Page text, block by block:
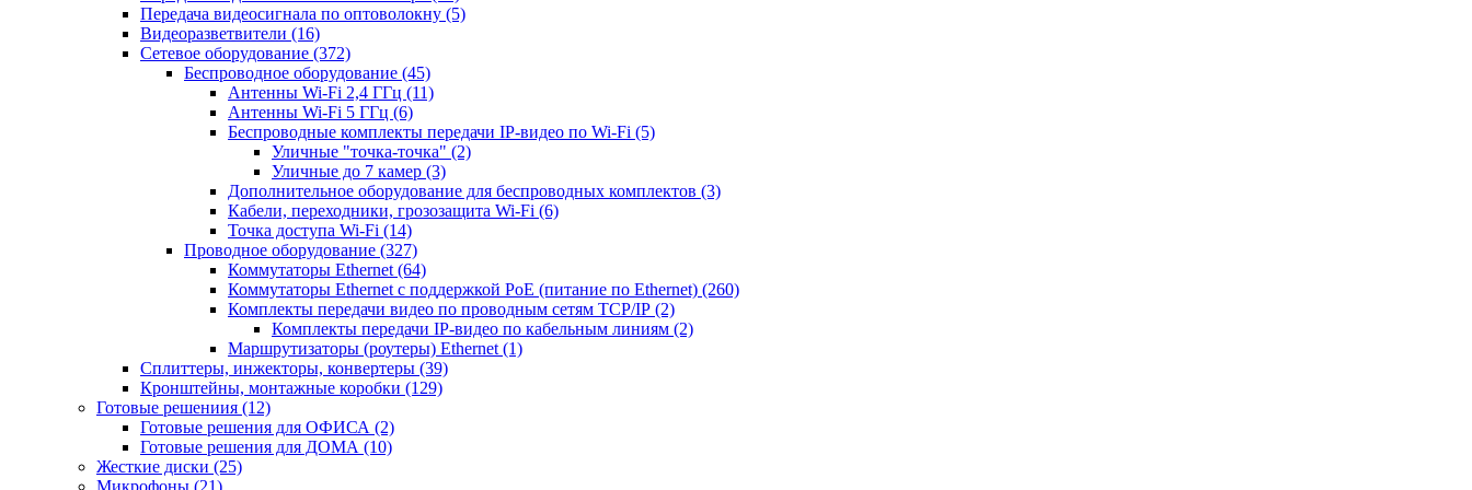
Передача видеосигнала по оптоволокну (5)
Видеоразветвители (16)
Сетевое оборудование (372)
Беспроводное оборудование (45)
Антенны Wi-Fi 2,4 ГГц (11)
Антенны Wi-Fi 5 ГГц (6)
Беспроводные комплекты передачи IP-видео по Wi-Fi (5)
Уличные "точка-точка" (2)
Уличные до 7 камер (3)
Дополнительное оборудование для беспроводных комплектов (3)
Кабели, переходники, грозозащита Wi-Fi (6)
Точка доступа Wi-Fi (14)
Проводное оборудование (327)
Коммутаторы Ethernet (64)
Коммутаторы Ethernet с поддержкой PoE (питание по Ethernet) (260)
Комплекты передачи видео по проводным сетям TCP/IP (2)
Комплекты передачи IP-видео по кабельным линиям (2)
Маршрутизаторы (роутеры) Ethernet (1)
Сплиттеры, инжекторы, конвертеры (39)
Кронштейны, монтажные коробки (129)
Готовые решениия (12)
Готовые решения для ОФИСА (2)
Готовые решения для ДОМА (10)
Жесткие диски (25)
Микрофоны (21)